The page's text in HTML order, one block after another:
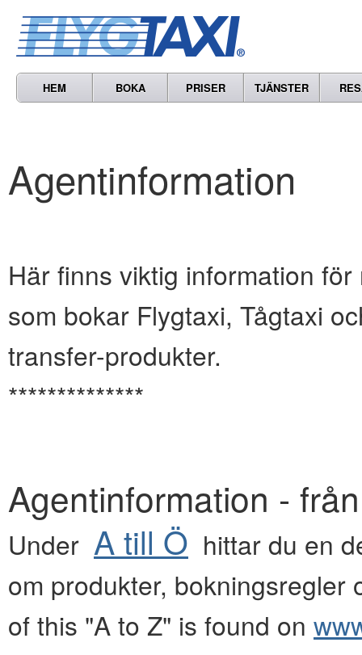
HEM BOKA PRISER TJÄNSTER
Agentinformation
Här finns viktig information
som bokar Flygtaxi, Tågtaxi
transfer-produkter.
**************
Agentinformation -
Under A till Ö hittar du en
om produkter, bokningsregler
of this "A to Z" is found on